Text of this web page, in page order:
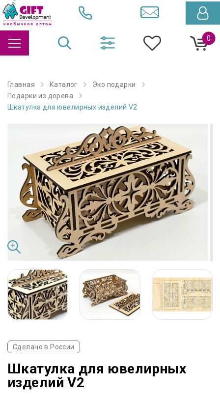
0
Главная Каталог
Эко подарки
Подарки из дерева
Шкатулка для ювелирных изделий V2
Сделано в России
Шкатулка для ювелирных
изделий V2